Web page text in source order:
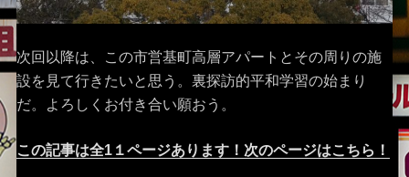
次回以降は、この市営基町高層アパートとその周りの施
設を見て行きたいと思う。裏探訪的平和学習の始まり
だ。よろしくお付き合い願おう。
この記事は全1１ページあります！次のページはこちら！